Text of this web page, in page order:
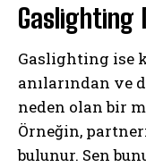
Gaslighting
Gaslighting ise
anılarından ve
neden olan bir
Örneğin,
bulunur. Sen